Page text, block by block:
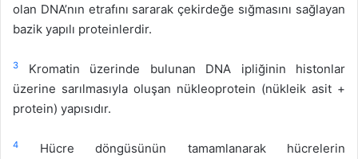
olan DNA’nın etrafını sararak çekirdeğe sığmasını sağlayan
bazik yapılı proteinlerdir.
3
Kromatin üzerinde bulunan DNA ipliğinin histonlar
üzerine sarılmasıyla oluşan nükleoprotein (nükleik asit +
protein) yapısıdır.
4
Hücre döngüsünün tamamlanarak hücrelerin